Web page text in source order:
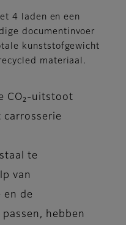
4 laden en een
documentinvoer
kunststofgewicht
materiaal.
CO₂-uitstoot
carrosserie
te
van
en de
hebben